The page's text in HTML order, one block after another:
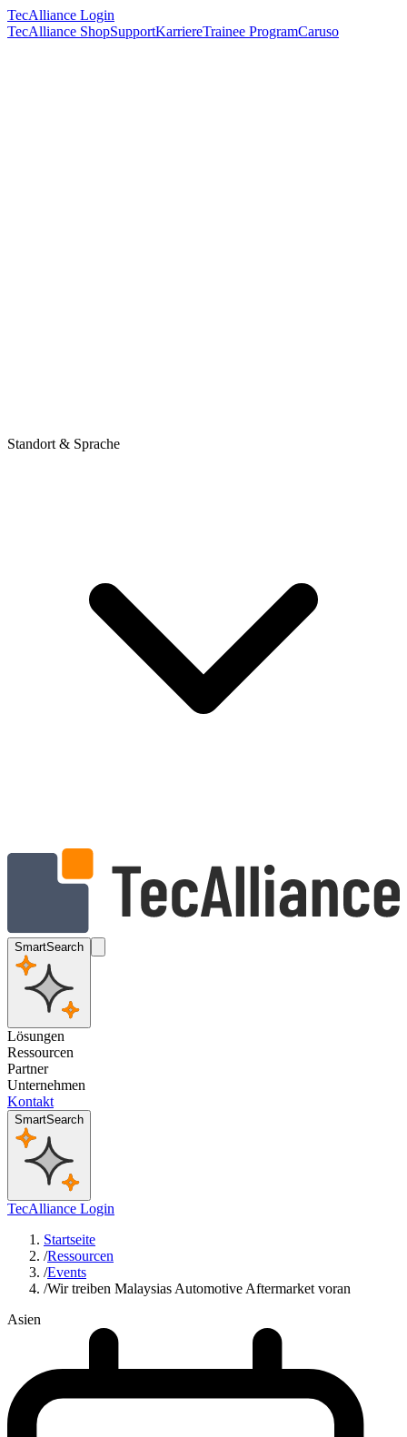
TecAlliance Login
TecAlliance ShopSupportKarriereTrainee ProgramCaruso
Standort & Sprache
SmartSearch
Lösungen
Ressourcen
Partner
Unternehmen
Kontakt
SmartSearch
TecAlliance Login
Startseite
/Ressourcen
/Events
/Wir treiben Malaysias Automotive Aftermarket voran
Asien